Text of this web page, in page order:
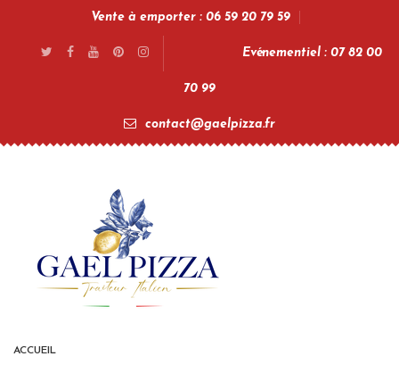
Vente à emporter : 06 59 20 79 59
Evénementiel : 07 82 00
70 99
contact@gaelpizza.fr
ACCUEIL